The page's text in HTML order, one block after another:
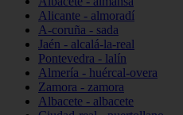
Alicante - almoradí
A-coruña - sada
Jaén - alcalá-la-real
Pontevedra - lalín
Almería - huércal-overa
Zamora - zamora
Albacete - albacete